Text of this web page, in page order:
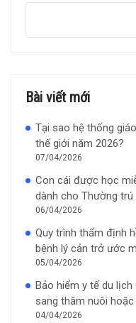
Bài viết mới
Tại sao hệ thống
thế giới năm 2026?
07/04/2026
Con cái được học
dành cho Thường trú
06/04/2026
Quy trình thẩm định
bệnh lý cản trở ước
05/04/2026
Bảo hiểm y tế du lịch
sang thăm nuôi
04/04/2026